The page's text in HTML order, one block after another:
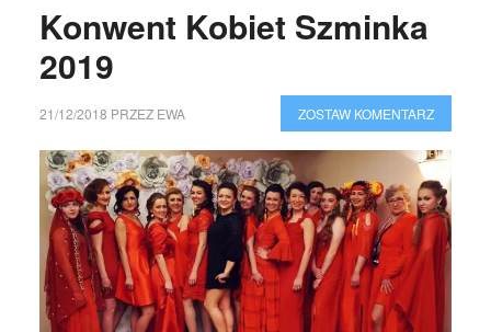
Konwent Kobiet Szminka
2019
21/12/2018 PRZEZ EWA ZOSTAW KOMENTARZ